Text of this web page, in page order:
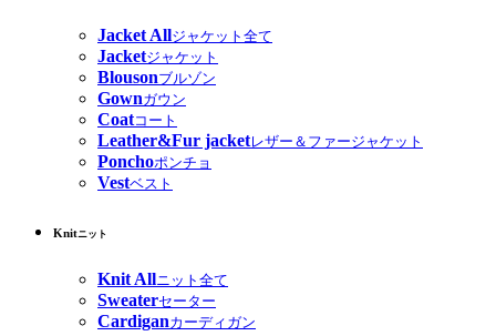
Jacket Allジャケット全て
Jacketジャケット
Blousonブルゾン
Gownガウン
Coatコート
Leather&Fur jacketレザー＆ファージャケット
Ponchoポンチョ
Vestベスト
Knitニット
Knit Allニット全て
Sweaterセーター
Cardiganカーディガン